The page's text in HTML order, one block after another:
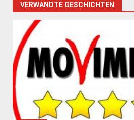
VERWANDTE GESCHICHTEN